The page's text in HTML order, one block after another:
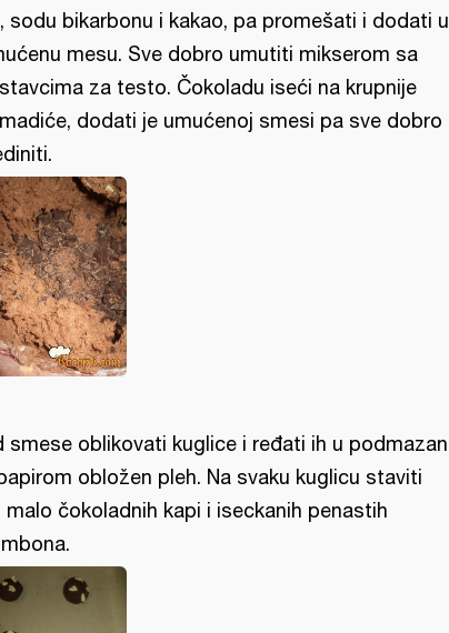
sodu bikarbonu i kakao, pa promešati i dodati u
mesu. Sve dobro umutiti mikserom sa
za testo. Čokoladu iseći na krupnije
dodati je umućenoj smesi pa sve dobro
smese oblikovati kuglice i ređati ih u podmazan
obložen pleh. Na svaku kuglicu staviti
malo čokoladnih kapi i iseckanih penastih